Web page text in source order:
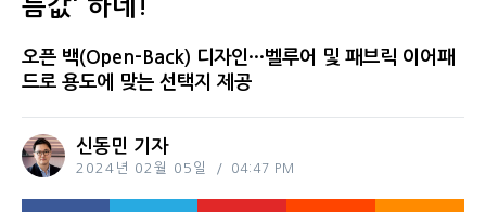
름값' 하네!
오픈 백(Open-Back) 디자인···벨루어 및 패브릭 이어패
드로 용도에 맞는 선택지 제공
신동민 기자
2024년 02월 05일 04:47 PM